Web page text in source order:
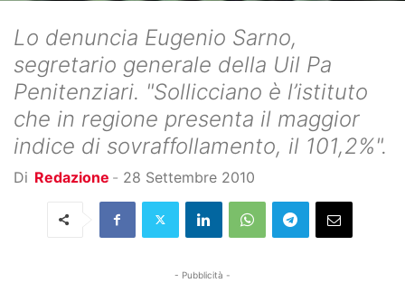
Lo denuncia Eugenio Sarno,
segretario generale della Uil Pa
Penitenziari. "Sollicciano è l’istituto
che in regione presenta il maggior
indice di sovraffollamento, il 101,2%".
Di Redazione - 28 Settembre 2010
- Pubblicità -